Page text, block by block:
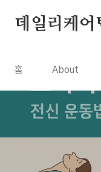
데일리케
홈 About